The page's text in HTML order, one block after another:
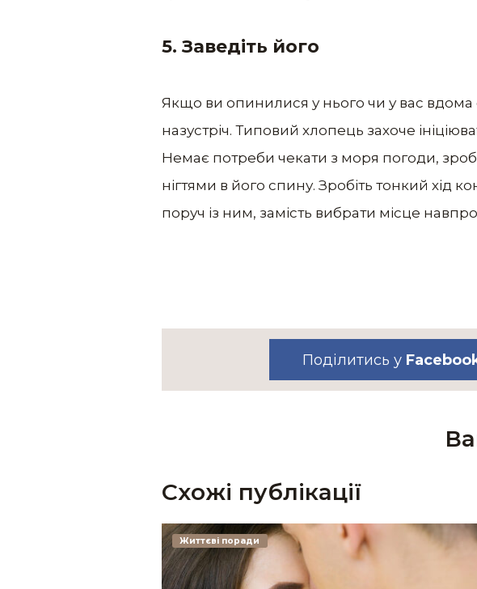
5. Заведіть його
Якщо ви опинилися у нього чи у вас вдома
назустріч. Типовий хлопець захоче
Немає потреби чекати з моря погоди,
нігтями в його спину. Зробіть тонкий хід
поруч із ним, замість вибрати місце
Поділитись у
Схожі публікації
Життєві поради